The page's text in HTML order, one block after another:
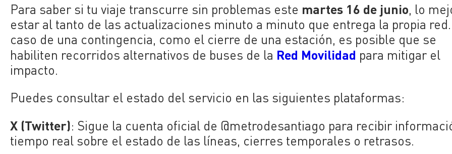
Para saber si tu viaje transcurre sin problemas este martes 16 de junio, lo
estar al tanto de las actualizaciones minuto a minuto que entrega la propia red.
caso de una contingencia, como el cierre de una estación, es posible que se
habiliten recorridos alternativos de buses de la Red Movilidad para mitigar el
impacto.
Puedes consultar el estado del servicio en las siguientes plataformas:
X (Twitter): Sigue la cuenta oficial de @metrodesantiago para recibir
tiempo real sobre el estado de las líneas, cierres temporales o retrasos.